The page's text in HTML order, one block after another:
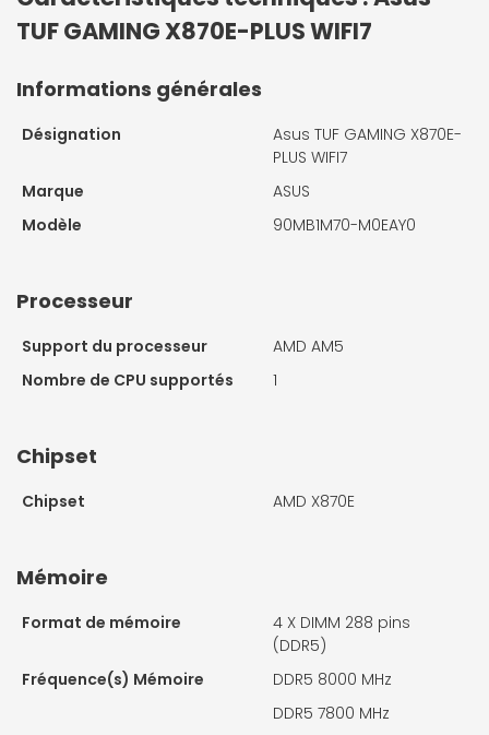
TUF GAMING X870E-PLUS WIFI7
Informations générales
Désignation
Asus TUF GAMING X870E-
PLUS WIFI7
Marque
ASUS
Modèle
90MB1M70-M0EAY0
Processeur
Support du processeur
AMD AM5
Nombre de CPU supportés
1
Chipset
Chipset AMD X870E
Mémoire
Format de mémoire 4 X DIMM 288 pins
(DDR5)
Fréquence(s) Mémoire
DDR5 8000 MHz
DDR5 7800 MHz